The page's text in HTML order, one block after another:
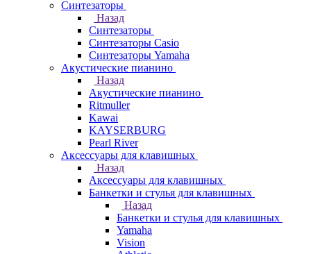
Синтезаторы
Назад
Синтезаторы
Синтезаторы Casio
Синтезаторы Yamaha
Акустические пианино
Назад
Акустические пианино
Ritmuller
Kawai
KAYSERBURG
Pearl River
Аксессуары для клавишных
Назад
Аксессуары для клавишных
Банкетки и стулья для клавишных
Назад
Банкетки и стулья для клавишных
Yamaha
Vision